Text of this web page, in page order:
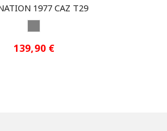
1977 CAZ T29
139,90 €